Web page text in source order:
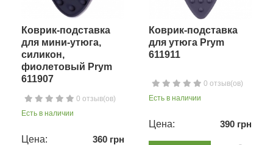
Коврик-подставка
для мини-утюга,
силикон,
фиолетовый Prym
611907
0 отзыв(ов)
Есть в наличии
Цена: 360 грн
Коврик-подставка
для утюга Prym
611911
0 отзыв(ов)
Есть в наличии
Цена: 390 грн